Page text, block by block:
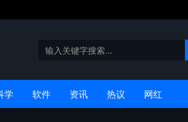
学 软件 资讯 热议 网红